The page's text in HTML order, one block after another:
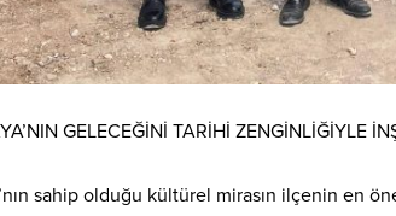
GELECEĞİNİ TARİHİ ZENGİNLİĞİYLE
sahip olduğu kültürel mirasın ilçenin